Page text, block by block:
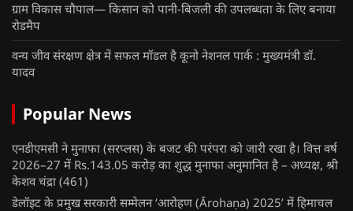
ग्राम विकास चौपाल— किसान को पानी-बिजली की उपलब्धता के लिए बनाया
रोडमैप
वन्य जीव संरक्षण क्षेत्र में सफल मॉडल है कूनो नेशनल पार्क : मुख्यमंत्री डॉ.
यादव
Popular News
एनडीएमसी ने मुनाफा (सरप्लस) के बजट की परंपरा को जारी रखा है। वित्त वर्ष
2026–27 में Rs.143.05 करोड़ का शुद्ध मुनाफा अनुमानित है – अध्यक्ष, श्री
केशव चंद्रा (461)
डेलॉइट के प्रमुख सरकारी सम्मेलन ‘आरोहण (Ārohaṇa) 2025’ में हिमाचल